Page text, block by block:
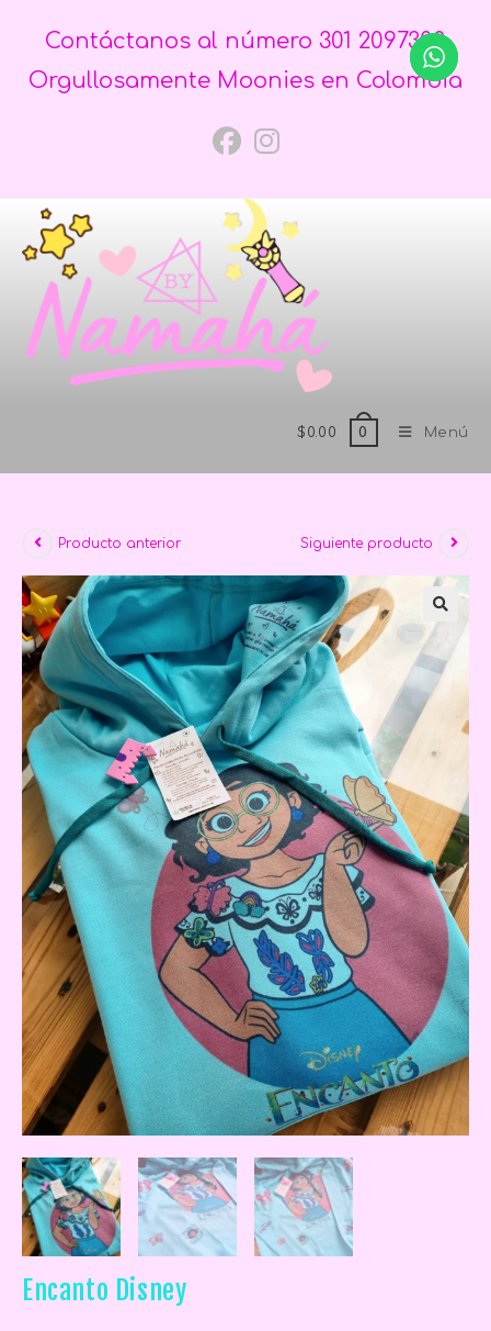
Contáctanos al número 301 2097300
Orgullosamente Moonies en Colombia
$ 0.00 0 Menú
Producto anterior Siguiente producto
Encanto Disney